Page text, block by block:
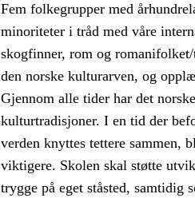
Fem folkegrupper med
minoriteter i tråd med våre
skogfinner, rom og
den norske kulturarven, og
Gjennom alle tider har det
kulturtradisjoner. I en tid der
verden knyttes tettere sammen,
viktigere. Skolen skal støtte
trygge på eget ståsted, samtidig